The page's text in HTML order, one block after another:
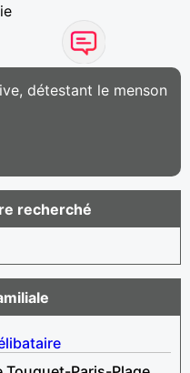
détestant le menson
recherché